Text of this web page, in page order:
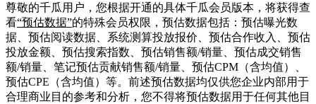
尊敬的千瓜用户，您根据开通的具体千瓜会员版本，将获得查
看“预估数据”的特殊会员权限，预估数据包括：预估曝光数
据、预估阅读数据、系统测算投放报价、预估合作收入、预估
投放金额、预估搜索指数、预估销售额/销量、预估成交销售
额/销量、笔记预估贡献销售额/销量、预估CPM（含均值）、
预估CPE（含均值）等。前述预估数据均仅供您企业内部用于
合理商业目的参考和分析，您不得将预估数据用于任何其他目